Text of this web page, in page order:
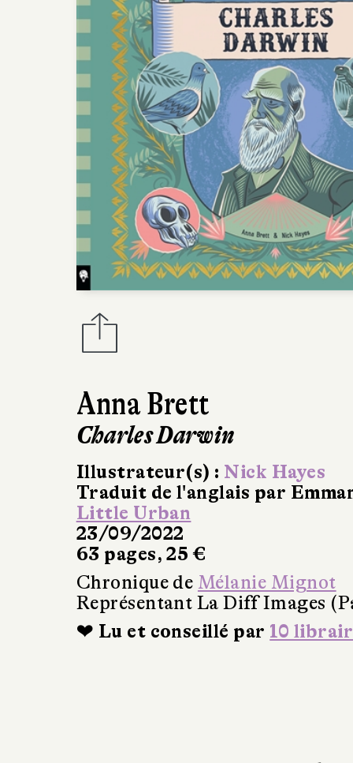
Anna Brett
Charles Darwin
Illustrateur(s) : Nick Hayes
Traduit de l'anglais par
Little Urban
23/09/2022
63 pages, 25 €
Chronique de Mélanie Mignot
Représentant La Diff Images
❤ Lu et conseillé par 10